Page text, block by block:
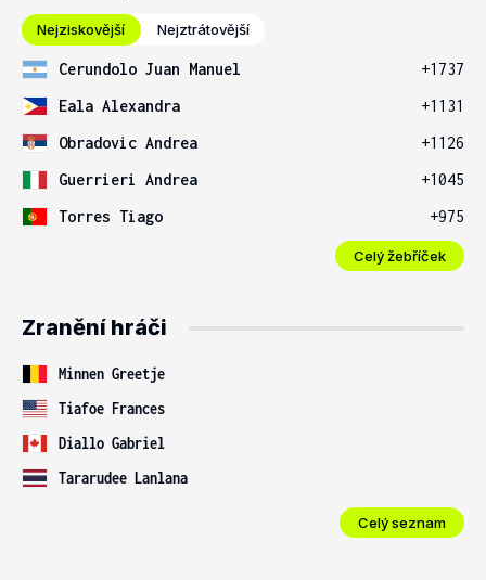
Nejziskovější Nejztrátovější
Cerundolo Juan Manuel
+1737
Eala Alexandra
+1131
Obradovic Andrea
+1126
Guerrieri Andrea
+1045
Torres Tiago
+975
Celý žebříček
Zranění hráči
Minnen Greetje
Tiafoe Frances
Diallo Gabriel
Tararudee Lanlana
Celý seznam